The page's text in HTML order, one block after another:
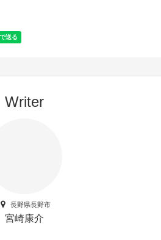
Writer
長野県長野市
宮崎康介